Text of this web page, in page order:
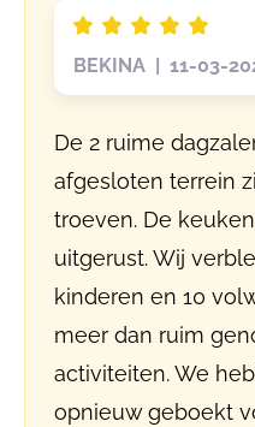
BEKINA | 11-03-
De 2 ruime
afgesloten terrein
troeven. De
uitgerust. Wij
kinderen en 10
meer dan ruim
activiteiten. We
opnieuw geboekt